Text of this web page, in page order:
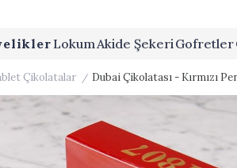
LokumAkide ŞekeriGofretler
Çikolatalar
Dubai Çikolatası - Kırmızı